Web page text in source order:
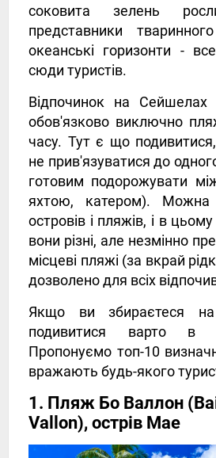
соковита зелень
представники
океанські горизонти -
сюди туристів.
Відпочинок на
обов'язково виключно
часу. Тут є що
не прив'язуватися до
готовим подорожувати
яхтою, катером). Можна
островів і пляжів, і в
вони різні, але незмінно
місцеві пляжі (за вкрай
дозволено для всіх
Якщо ви збираєтеся
подивитися варто в
Пропонуємо топ-10
вражають будь-якого
1. Пляж Бо Валлон
Vallon), острів Мае